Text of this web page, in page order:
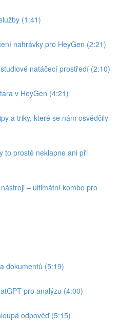
(1:41)
nahrávky pro HeyGen (2:21)
natáčecí prostředí (2:10)
v HeyGen (4:21)
a triky, které se nám osvědčily
to prostě neklapne ani při
– ultimátní kombo pro
dokumentů (5:19)
pro analýzu (4:00)
odpověď (5:15)